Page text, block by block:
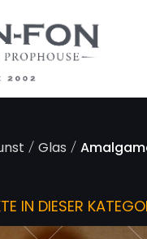
/Glas /
IN DIESER